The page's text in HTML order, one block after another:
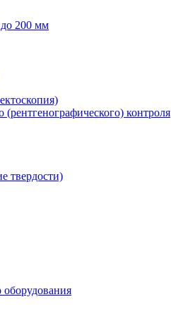
200 мм
контроля
твердости)
оборудования